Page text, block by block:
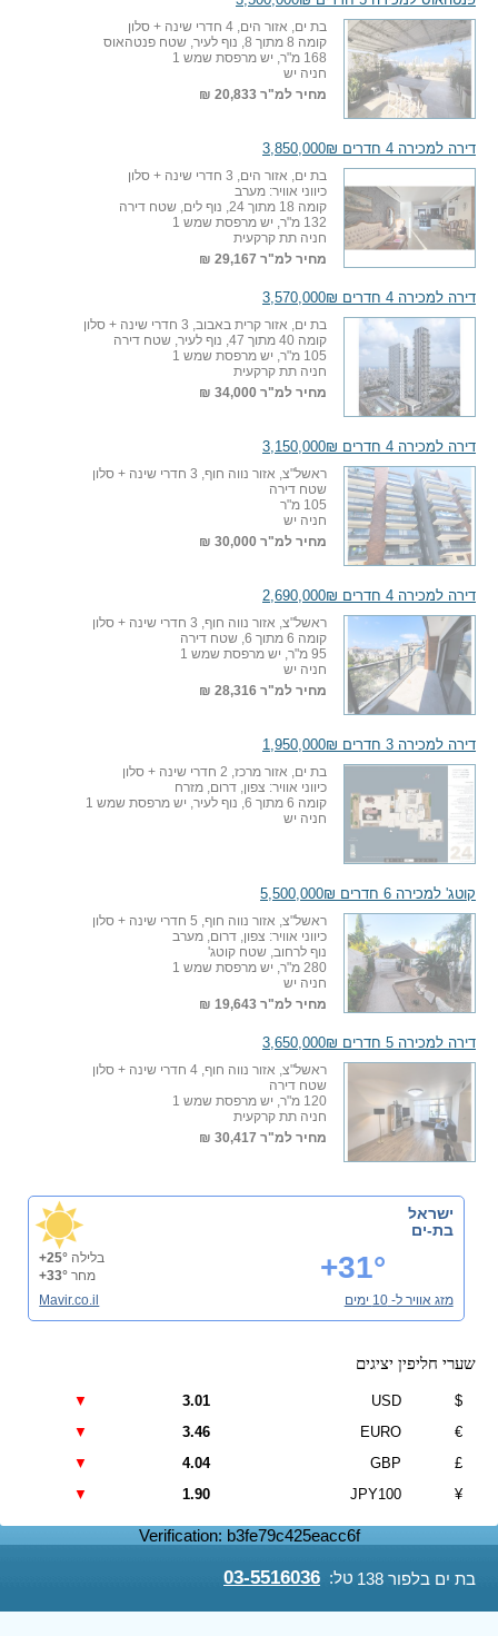
בת ים בלפור 138 טל: 03-5516036
בת ים, אזור הים, 4 חדרי שינה + סלון
קומה 8 מתוך 8, נוף לעיר, שטח פנטהאוס
168 מ"ר, יש מרפסת שמש 1
חניה יש
מחיר למ"ר 20,833 ₪
דירה למכירה 4 חדרים 3,850,000₪
בת ים, אזור הים, 3 חדרי שינה + סלון
כיווני אוויר: מערב
קומה 18 מתוך 24, נוף לים, שטח דירה
132 מ"ר, יש מרפסת שמש 1
חניה תת קרקעית
מחיר למ"ר 29,167 ₪
דירה למכירה 4 חדרים 3,570,000₪
בת ים, אזור קרית באבוב, 3 חדרי שינה + סלון
קומה 40 מתוך 47, נוף לעיר, שטח דירה
105 מ"ר, יש מרפסת שמש 1
חניה תת קרקעית
מחיר למ"ר 34,000 ₪
דירה למכירה 4 חדרים 3,150,000₪
ראשל"צ, אזור נווה חוף, 3 חדרי שינה + סלון
שטח דירה
105 מ"ר
חניה יש
מחיר למ"ר 30,000 ₪
דירה למכירה 4 חדרים 2,690,000₪
ראשל"צ, אזור נווה חוף, 3 חדרי שינה + סלון
קומה 6 מתוך 6, שטח דירה
95 מ"ר, יש מרפסת שמש 1
חניה יש
מחיר למ"ר 28,316 ₪
דירה למכירה 3 חדרים 1,950,000₪
בת ים, אזור מרכז, 2 חדרי שינה + סלון
כיווני אוויר: צפון, דרום, מזרח
קומה 6 מתוך 6, נוף לעיר, יש מרפסת שמש 1
חניה יש
קוטג' למכירה 6 חדרים 5,500,000₪
ראשל"צ, אזור נווה חוף, 5 חדרי שינה + סלון
כיווני אוויר: צפון, דרום, מערב
נוף לרחוב, שטח קוטג'
280 מ"ר, יש מרפסת שמש 1
חניה יש
מחיר למ"ר 19,643 ₪
דירה למכירה 5 חדרים 3,650,000₪
ראשל"צ, אזור נווה חוף, 4 חדרי שינה + סלון
שטח דירה
120 מ"ר, יש מרפסת שמש 1
חניה תת קרקעית
מחיר למ"ר 30,417 ₪
ישראל
בת-ים
+31° בלילה +25°
מחר +33°
מזג אוויר ל- 10 ימים
Mavir.co.il
שערי חליפין יציגים
$
USD
3.01
▼
€
EURO
3.46
▼
£
GBP
4.04
▼
¥
JPY100
1.90
▼
Verification: b3fe79c425eacc6f